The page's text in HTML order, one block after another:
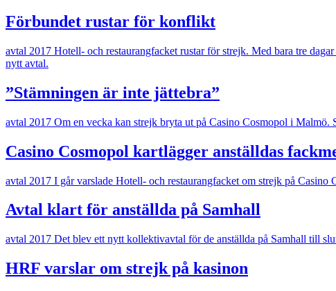
Förbundet rustar för konflikt
avtal 2017 Hotell- och restaurangfacket rustar för strejk. Med bara tre
nytt avtal.
”Stämningen är inte jättebra”
avtal 2017 Om en vecka kan strejk bryta ut på Casino Cosmopol i Malmö.
Casino Cosmopol kartlägger anställdas
avtal 2017 I går varslade Hotell- och restaurangfacket om strejk på
Avtal klart för anställda på Samhall
avtal 2017 Det blev ett nytt kollektivavtal för de anställda på Samhall till
HRF varslar om strejk på kasinon